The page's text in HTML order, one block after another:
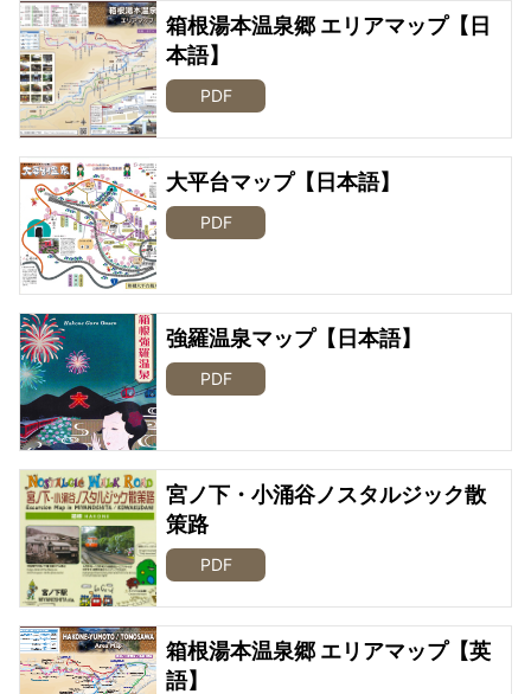
箱根湯本温泉郷 エリアマップ【日
本語】
PDF
大平台マップ【日本語】
PDF
強羅温泉マップ【日本語】
PDF
宮ノ下・小涌谷ノスタルジック散
策路
PDF
箱根湯本温泉郷 エリアマップ【英
語】